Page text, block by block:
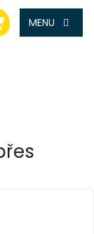
NÁKUPNÍ
KOŠÍK